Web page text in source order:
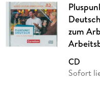
zum
CD
Sofort